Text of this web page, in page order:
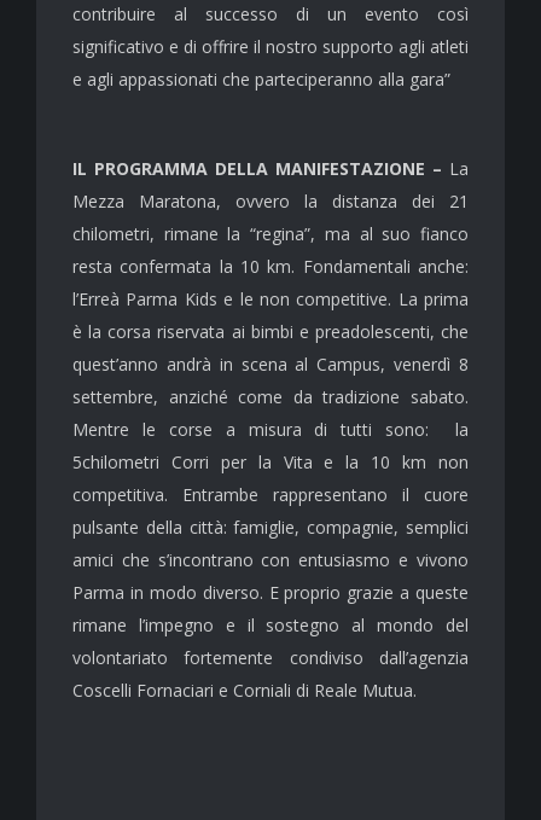
contribuire al successo di un evento così
significativo e di offrire il nostro supporto agli atleti
e agli appassionati che parteciperanno alla gara”
IL PROGRAMMA DELLA MANIFESTAZIONE – La
Mezza Maratona, ovvero la distanza dei 21
chilometri, rimane la “regina”, ma al suo fianco
resta confermata la 10 km. Fondamentali anche:
l’Erreà Parma Kids e le non competitive. La prima
è la corsa riservata ai bimbi e preadolescenti, che
quest’anno andrà in scena al Campus, venerdì 8
settembre, anziché come da tradizione sabato.
Mentre le corse a misura di tutti sono: la
5chilometri Corri per la Vita e la 10 km non
competitiva. Entrambe rappresentano il cuore
pulsante della città: famiglie, compagnie, semplici
amici che s’incontrano con entusiasmo e vivono
Parma in modo diverso. E proprio grazie a queste
rimane l’impegno e il sostegno al mondo del
volontariato fortemente condiviso dall’agenzia
Coscelli Fornaciari e Corniali di Reale Mutua.